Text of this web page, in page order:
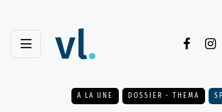
A LA UNE DOSSIER - THEMA